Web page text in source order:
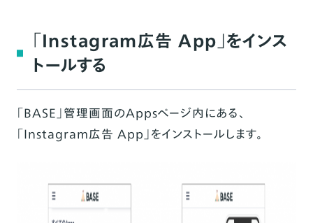
「Instagram広告 App」をインス
トールする
「BASE」管理画面のAppsページ内にある、
「Instagram広告 App」をインストールします。